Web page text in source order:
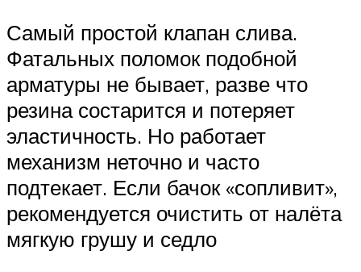
Самый простой клапан слива.
Фатальных поломок подобной
арматуры не бывает, разве что
резина состарится и потеряет
эластичность. Но работает
механизм неточно и часто
подтекает. Если бачок «сопливит»,
рекомендуется очистить от налёта
мягкую грушу и седло